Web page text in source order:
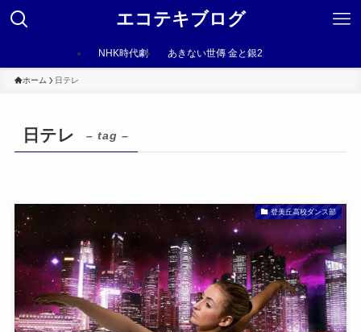
エコテキブログ
NHK時代劇 あきない世傳 金と銀2
ホーム 日テレ
日テレ – tag –
登美丘高校ダンス部